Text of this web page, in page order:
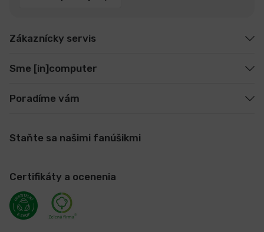
Zákaznícky servis
Sme [in]computer
Poradíme vám
Staňte sa našimi fanúšikmi
Certifikáty a ocenenia